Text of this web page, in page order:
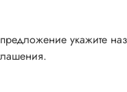
укажите